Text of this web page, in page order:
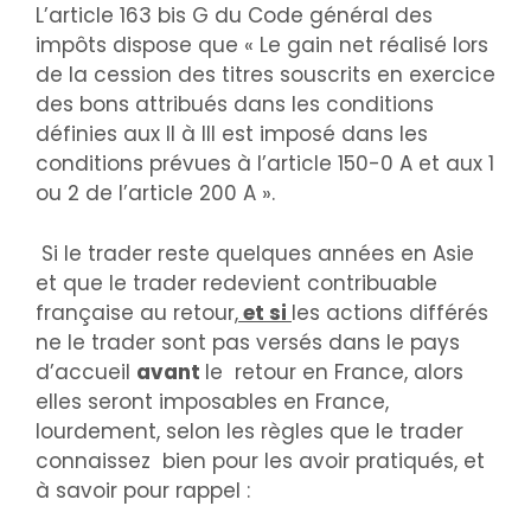
L’article 163 bis G du Code général des
impôts dispose que « Le gain net réalisé lors
de la cession des titres souscrits en exercice
des bons attribués dans les conditions
définies aux II à III est imposé dans les
conditions prévues à l’article 150-0 A et aux 1
ou 2 de l’article 200 A ».
Si le trader reste quelques années en Asie
et que le trader redevient contribuable
française au retour,et si les actions différés
ne le trader sont pas versés dans le pays
d’accueil avant le retour en France, alors
elles seront imposables en France,
lourdement, selon les règles que le trader
connaissez bien pour les avoir pratiqués, et
à savoir pour rappel :